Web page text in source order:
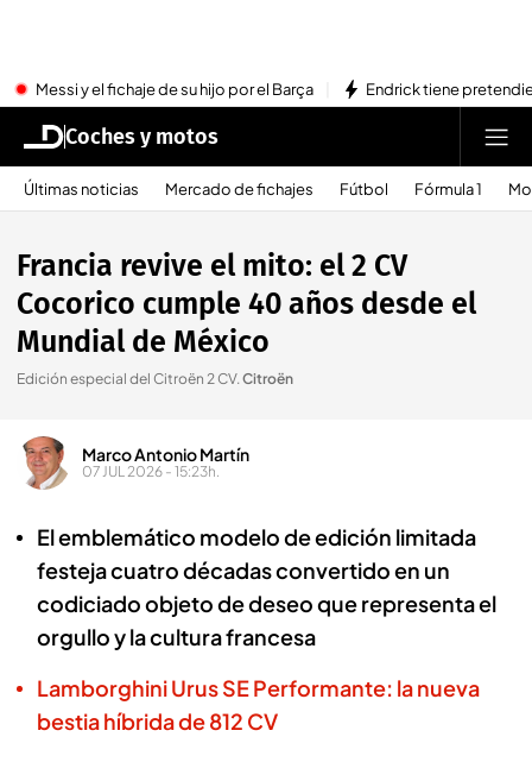
Messi y el fichaje de su hijo por el Barça Endrick tiene
Coches y motos
Últimas noticias Mercado de fichajes Fútbol Fórmula 1
Francia revive el mito: el 2 CV
Cocorico cumple 40 años desde el
Mundial de México
Edición especial del Citroën 2 CV.Citroën
Marco Antonio Martín
07 JUL 2026 - 15:23h.
El emblemático modelo de edición limitada
festeja cuatro décadas convertido en un
codiciado objeto de deseo que representa el
orgullo y la cultura francesa
Lamborghini Urus SE Performante: la nueva
bestia híbrida de 812 CV